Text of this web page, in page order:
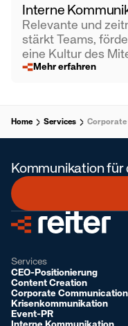
Interne
Relevante und
stärkt Teams,
eine Kultur des
Mehr erfahren
Home Services Corporate
Kommunikation für
Services
CEO-Positionierung
Content Creation
Corporate
Krisenkommunikation
Event-PR